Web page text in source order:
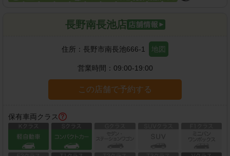
長野南長池店
住所： 長野市南長池666-1 地図
営業時間： 09:00-19:00
この店舗で予約する
保有車両クラス